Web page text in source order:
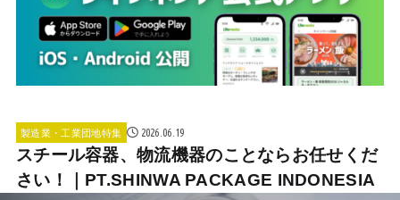
製造業・工業団地特集 2026.06.19
スチール容器、物流機器のことならお任せくだ
さい！｜PT.SHINWA PACKAGE INDONESIA